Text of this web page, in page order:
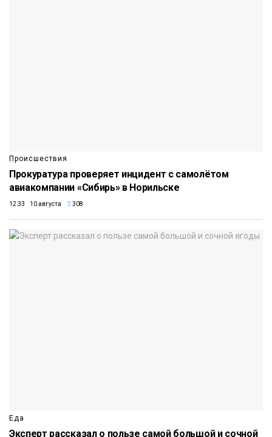
Происшествия
Прокуратура проверяет инцидент с самолётом
авиакомпании «Сибирь» в Норильске
12:33 10 августа 308
Еда
Эксперт рассказал о пользе самой большой и сочной